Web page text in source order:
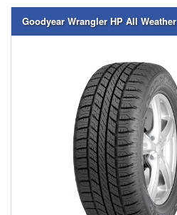
Goodyear Wrangler HP All Weather